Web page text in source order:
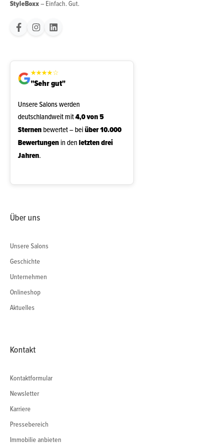
StyleBoxx– Einfach. Gut.
★★★★☆
"Sehr gut"
Unsere Salons werden
deutschlandweit mit4,0 von 5
Sternenbewertet – beiüber 10.000
Bewertungenin denletzten drei
Jahren.
Über uns
Unsere Salons
Geschichte
Unternehmen
Onlineshop
Aktuelles
Kontakt
Kontaktformular
Newsletter
Karriere
Pressebereich
Immobilie anbieten